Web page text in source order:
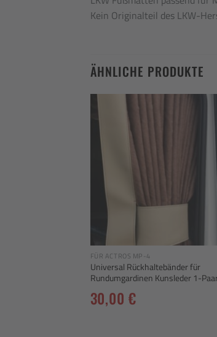
Kein Originalteil des LKW-
ÄHNLICHE PRODUKTE
FÜR ACTROS MP-4
Universal Rückhaltebänder für
Rundumgardinen Kunsleder 1-
30,00 €